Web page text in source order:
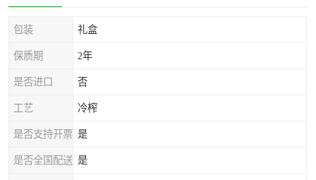
包装 礼盒
保质期 2年
是否进口 否
工艺 冷榨
是否支持开票 是
是否全国配送 是